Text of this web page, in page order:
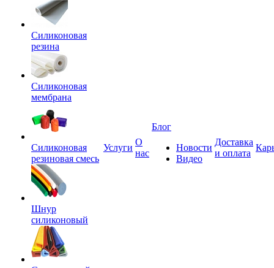
Силиконовая
резина
Силиконовая
мембрана
Силиконовая
резиновая смесь
Шнур
силиконовый
Услуги
О
нас
Блог
Новости
Видео
Доставка
и оплата